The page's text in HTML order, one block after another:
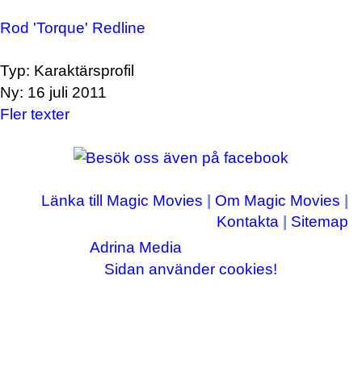
Rod 'Torque' Redline
Typ: Karaktärsprofil
Ny: 16 juli 2011
Fler texter
Länka till Magic Movies Om Magic Movies
Kontakta
Sitemap
Copyright © 2003-2026Adrina Media
Sidan använder cookies!